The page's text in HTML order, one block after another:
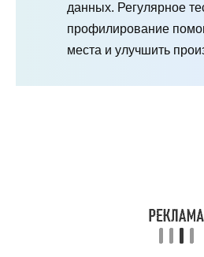
данных. Регулярное
профилирование
места и улучшить